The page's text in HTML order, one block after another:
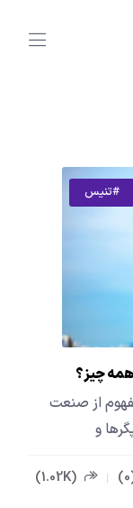
#تنیس
چیز؟
از صنعت
و
(1.02K)